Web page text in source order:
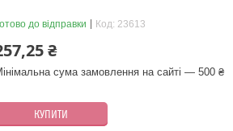
до відправки Код: 23613
₴
сума замовлення на сайті — 500 ₴
КУПИТИ